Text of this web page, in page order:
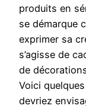
produits en
se démarque
exprimer sa
s’agisse de
de
Voici
devriez